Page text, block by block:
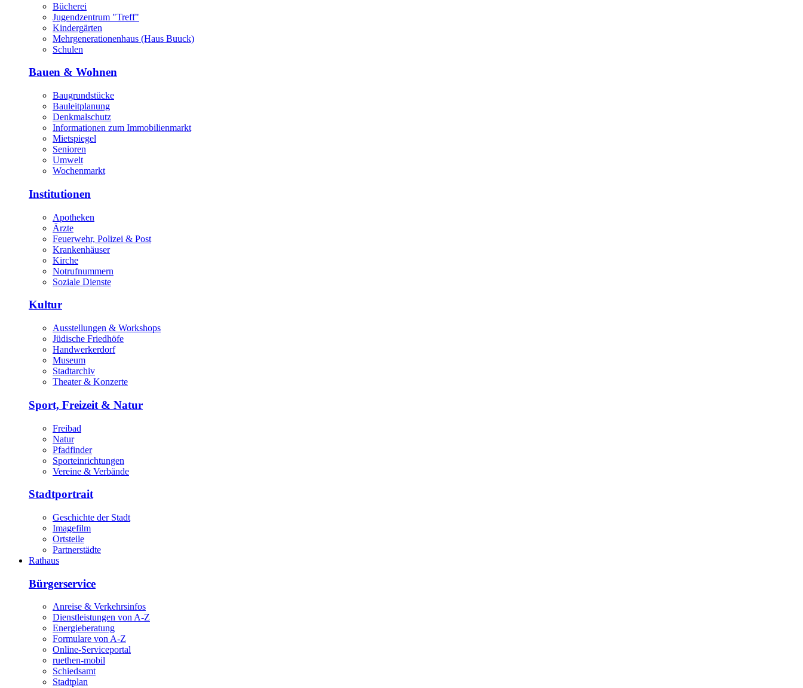
Bücherei
Jugendzentrum "Treff"
Kindergärten
Mehrgenerationenhaus (Haus Buuck)
Schulen
Bauen & Wohnen
Baugrundstücke
Bauleitplanung
Denkmalschutz
Informationen zum Immobilienmarkt
Mietspiegel
Senioren
Umwelt
Wochenmarkt
Institutionen
Apotheken
Ärzte
Feuerwehr, Polizei & Post
Krankenhäuser
Kirche
Notrufnummern
Soziale Dienste
Kultur
Ausstellungen & Workshops
Jüdische Friedhöfe
Handwerkerdorf
Museum
Stadtarchiv
Theater & Konzerte
Sport, Freizeit & Natur
Freibad
Natur
Pfadfinder
Sporteinrichtungen
Vereine & Verbände
Stadtportrait
Geschichte der Stadt
Imagefilm
Ortsteile
Partnerstädte
Rathaus
Bürgerservice
Anreise & Verkehrsinfos
Dienstleistungen von A-Z
Energieberatung
Formulare von A-Z
Online-Serviceportal
ruethen-mobil
Schiedsamt
Stadtplan